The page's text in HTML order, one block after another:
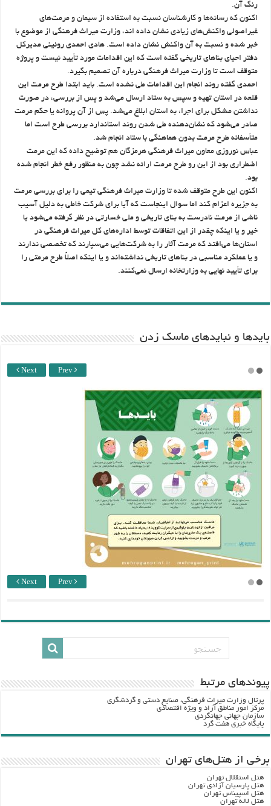
رنگ آن.
اکنون که رسانه‌ها و کارشناسان نسبت به استفاده از سیمان و مرمت‌های
غیراصولی واکنش‌های زیادی نشان داده اند، وزارت میراث فرهنگی از موضوع با
خبر شده و نسبت به آن واکنش نشان داده است. هادی احمدی روئینی مدیرکل
دفتر احیای بناهای تاریخی گفته است که این اقدامات مورد تأیید نیست و پروژه
متوقف است تا وزارت میراث فرهنگی درباره آن تصمیم بگیرد.
احمدی گفته روند انجام این اقدامات طی نشده است. باید ابتدا طرح مرمت این
قلعه در استان تهیه و سپس به ستاد ارسال می‌شد و پس از بررسی، در صورت
نداشتن مشکل برای اجرا، به استان ابلاغ می‌شد. پس از آن پروانه یا حکم مرمت
صادر می‌شود که نشان‌دهنده طی شدن روند استاندارد بررسی طرح است اما
متأسفانه طرح مرمت بدون هماهنگی با ستاد انجام شد.
عباس نوروزی معاون میراث فرهنگی هرمزگان هم توضیح داده که این مرمت
اضطراری بود از این رو طرح مرمت ارائه نشد چون به منظور رفع خطر انجام شده
بود.
اکنون این طرح متوقف شده تا وزارت میراث فرهنگی تیمی را برای بررسی مرمت
به جزیره اعزام کند اما سوال اینجاست که آیا برای شرکت خاطی به دلیل آسیب
ناشی از مرمت نادرست به بنای تاریخی و ملی خسارتی در نظر گرفته می‌شود یا
خیر و یا اینکه چقدر از این اتفاقات توسط اداره‌های کل میراث فرهنگی در
استان‌ها می‌افتد که مرمت آثار را به شرکت‌هایی می‌سپارند که تخصصی ندارند
و یا عملکرد مناسبی در بناهای تاریخی نداشته‌اند و یا اینکه اصلاً طرح مرمتی را
برای تأیید نهایی به وزارتخانه ارسال نمی‌کنند.
باید‌ها و نبایدهای ماسک زدن
Next Prev
Next Prev
پيوندهاي مرتبط
پرتال وزارت ميراث فرهنگي، صنایع دستی و گردشگري
مرکز امور مناطق آزاد و ویژه اقتصادی
سازمان جهانی جهانگردی
پایگاه خبری هفت گرد
برخی از هتل‌های تهران
هتل استقلال تهران
هتل پارسیان آزادی تهران
هتل اسپیناس تهران
هتل لاله تهران